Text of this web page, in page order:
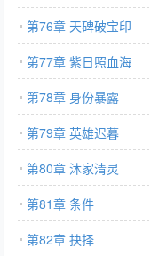
第76章 天碑破宝印
第77章 紫日照血海
第78章 身份暴露
第79章 英雄迟暮
第80章 沐家清灵
第81章 条件
第82章 抉择